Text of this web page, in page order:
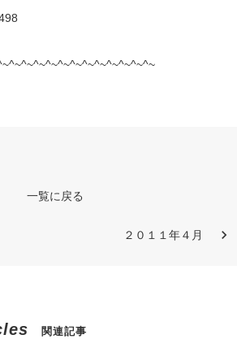
一覧に戻る
２０１１年４月
関連記事